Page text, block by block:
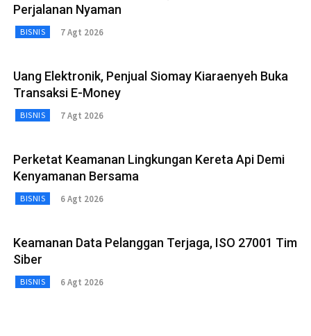
Perjalanan Nyaman
BISNIS 7 Agt 2026
Uang Elektronik, Penjual Siomay Kiaraenyeh Buka
Transaksi E-Money
BISNIS 7 Agt 2026
Perketat Keamanan Lingkungan Kereta Api Demi
Kenyamanan Bersama
BISNIS 6 Agt 2026
Keamanan Data Pelanggan Terjaga, ISO 27001 Tim
Siber
BISNIS 6 Agt 2026